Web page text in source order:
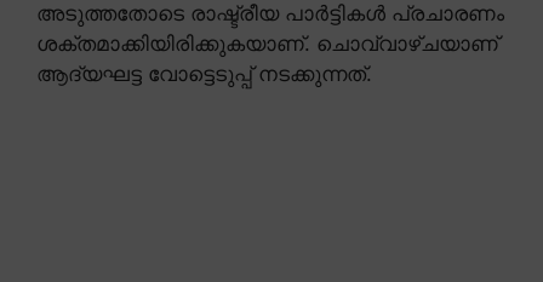
അടുത്തതോടെ രാഷ്ട്രീയ പാർട്ടികൾ പ്രചാരണം
ശക്തമാക്കിയിരിക്കുകയാണ്. ചൊവ്വാഴ്ചയാണ്
ആദ്യഘട്ട വോട്ടെടുപ്പ് നടക്കുന്നത്.